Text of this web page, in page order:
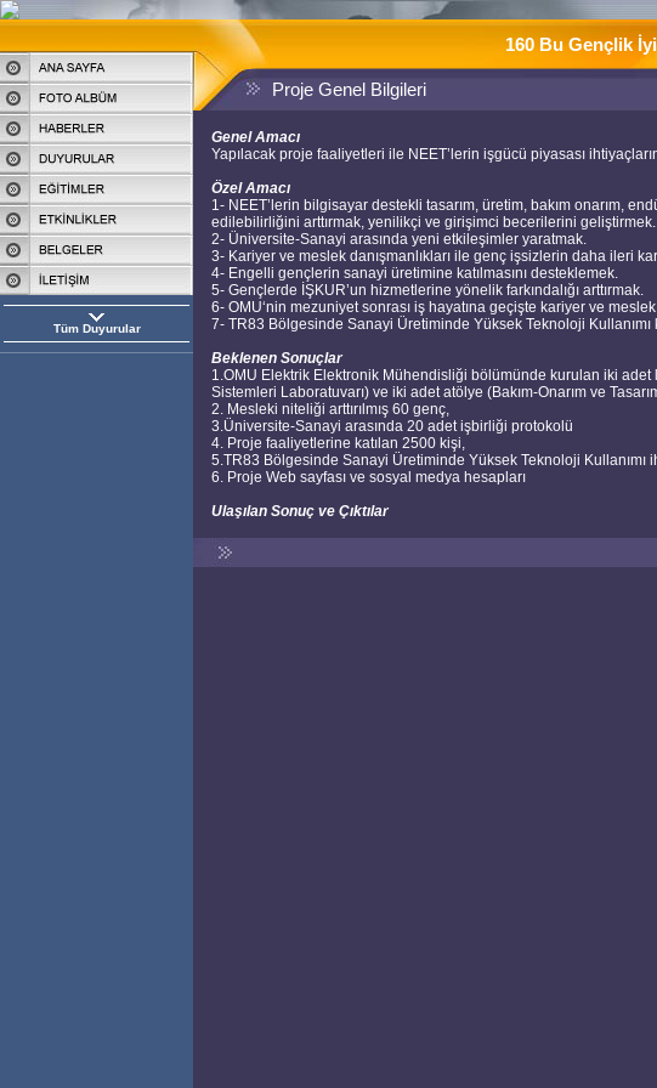
Tüm Duyurular
160 Bu Gençlik
Proje Genel Bilgileri
Genel Amacı
Yapılacak proje faaliyetleri ile NEET’lerin işgücü piyasası
Özel Amacı
1- NEET’lerin bilgisayar destekli tasarım, üretim, bakım onarım,
edilebilirliğini arttırmak, yenilikçi ve girişimci becerilerini geliştirmek.
2- Üniversite-Sanayi arasında yeni etkileşimler yaratmak.
3- Kariyer ve meslek danışmanlıkları ile genç işsizlerin daha ileri
4- Engelli gençlerin sanayi üretimine katılmasını desteklemek.
5- Gençlerde İŞKUR’un hizmetlerine yönelik farkındalığı arttırmak.
6- OMU‘nin mezuniyet sonrası iş hayatına geçişte kariyer ve
7- TR83 Bölgesinde Sanayi Üretiminde Yüksek Teknoloji
Beklenen Sonuçlar
1.OMU Elektrik Elektronik Mühendisliği bölümünde kurulan iki
Sistemleri Laboratuvarı) ve iki adet atölye (Bakım-Onarım ve
2. Mesleki niteliği arttırılmış 60 genç,
3.Üniversite-Sanayi arasında 20 adet işbirliği protokolü
4. Proje faaliyetlerine katılan 2500 kişi,
5.TR83 Bölgesinde Sanayi Üretiminde Yüksek Teknoloji Kullanımı
6. Proje Web sayfası ve sosyal medya hesapları
Ulaşılan Sonuç ve Çıktılar